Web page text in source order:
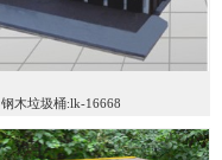
钢木垃圾桶:lk-16668